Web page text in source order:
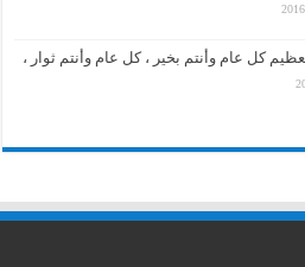
كل عام وأنتم بخير ، كل عام وأنتم ثوار ،